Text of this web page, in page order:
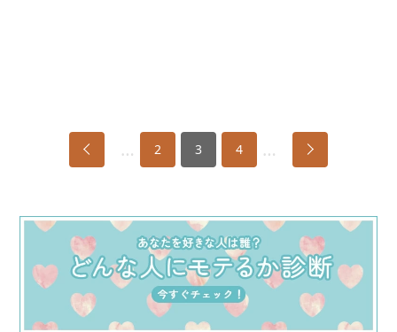
… 2 3 4 …